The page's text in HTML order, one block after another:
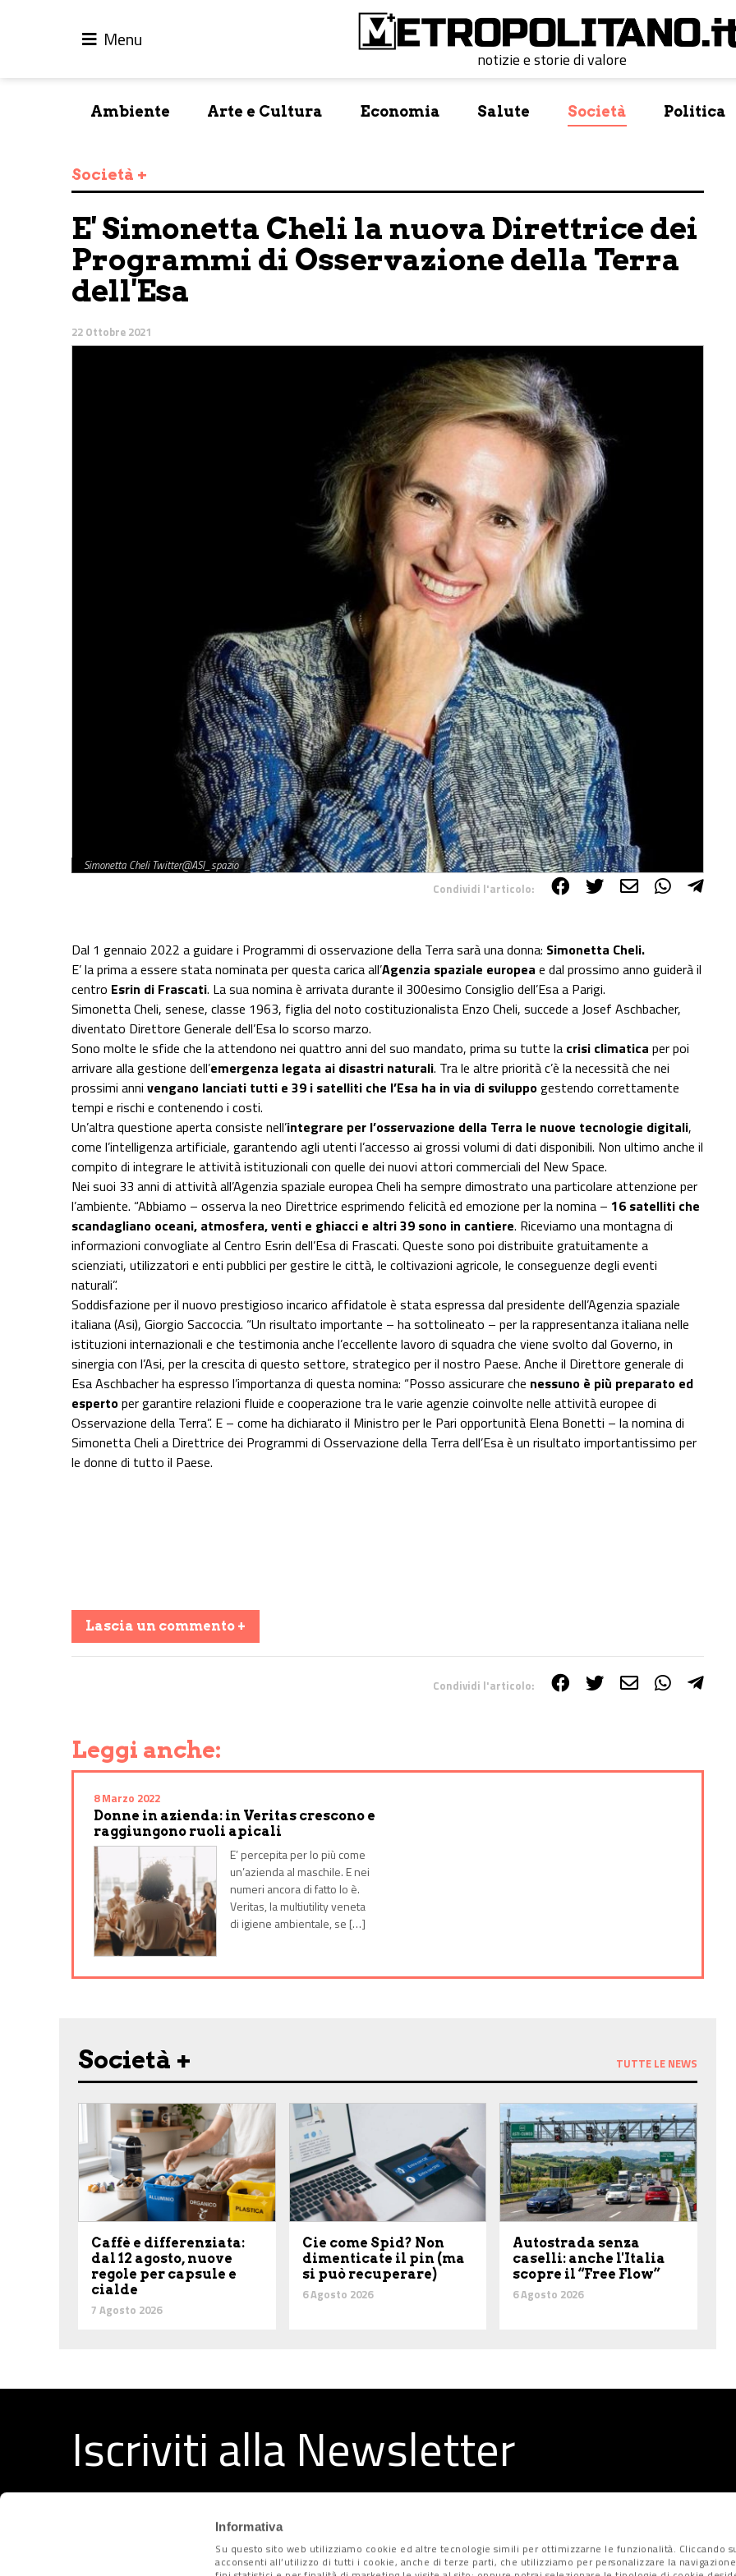
Informativa
Su questo sito web utilizziamo cookie ed altre tecnologie simili per ottimizzarne le funzionalità. Cliccando su
acconsenti all’utilizzo di tutti i cookie, anche di terze parti, che utilizziamo per personalizzare la
Menu
notizie e storie di valore
Ambiente Arte e Cultura Economia Salute Società Politica
Società +
E' Simonetta Cheli la nuova Direttrice dei
Programmi di Osservazione della Terra
dell'Esa
22 Ottobre 2021
Simonetta Cheli Twitter@ASI_spazio
Condividi l'articolo:
Dal 1 gennaio 2022 a guidare i Programmi di osservazione della Terra sarà una donna: Simonetta Cheli.
E’ la prima a essere stata nominata per questa carica all’Agenzia spaziale europea e dal prossimo anno guiderà il
centro Esrin di Frascati. La sua nomina è arrivata durante il 300esimo Consiglio dell’Esa a Parigi.
Simonetta Cheli, senese, classe 1963, figlia del noto costituzionalista Enzo Cheli, succede a Josef Aschbacher,
diventato Direttore Generale dell’Esa lo scorso marzo.
Sono molte le sfide che la attendono nei quattro anni del suo mandato, prima su tutte la crisi climatica per poi
arrivare alla gestione dell’emergenza legata ai disastri naturali. Tra le altre priorità c’è la necessità che nei
prossimi anni vengano lanciati tutti e 39 i satelliti che l’Esa ha in via di sviluppogestendo correttamente
tempi e rischi e contenendo i costi.
Un’altra questione aperta consiste nell’integrare per l’osservazione della Terra le nuove tecnologie digitali,
come l’intelligenza artificiale, garantendo agli utenti l’accesso ai grossi volumi di dati disponibili. Non ultimo anche il
compito di integrare le attività istituzionali con quelle dei nuovi attori commerciali del New Space.
Nei suoi 33 anni di attività all’Agenzia spaziale europea Cheli ha sempre dimostrato una particolare attenzione per
l’ambiente. “Abbiamo – osserva la neo Direttrice esprimendo felicità ed emozione per la nomina – 16 satelliti che
scandagliano oceani, atmosfera, venti e ghiacci e altri 39 sono in cantiere. Riceviamo una montagna di
informazioni convogliate al Centro Esrin dell’Esa di Frascati. Queste sono poi distribuite gratuitamente a
scienziati, utilizzatori e enti pubblici per gestire le città, le coltivazioni agricole, le conseguenze degli eventi
naturali”.
Soddisfazione per il nuovo prestigioso incarico affidatole è stata espressa dal presidente dell’Agenzia spaziale
italiana (Asi), Giorgio Saccoccia. “Un risultato importante – ha sottolineato – per la rappresentanza italiana nelle
istituzioni internazionali e che testimonia anche l’eccellente lavoro di squadra che viene svolto dal Governo, in
sinergia con l’Asi, per la crescita di questo settore, strategico per il nostro Paese. Anche il Direttore generale di
Esa Aschbacher ha espresso l’importanza di questa nomina: “Posso assicurare che nessuno è più preparato ed
espertoper garantire relazioni fluide e cooperazione tra le varie agenzie coinvolte nelle attività europee di
Osservazione della Terra”. E – come ha dichiarato il Ministro per le Pari opportunità Elena Bonetti – la nomina di
Simonetta Cheli a Direttrice dei Programmi di Osservazione della Terra dell’Esa è un risultato importantissimo per
le donne di tutto il Paese.
Lascia un commento +
Condividi l'articolo:
Leggi anche:
8 Marzo 2022
Donne in azienda: in Veritas crescono e
raggiungono ruoli apicali
E’ percepita per lo più come
un’azienda al maschile. E nei
numeri ancora di fatto lo è.
Veritas, la multiutility veneta
di igiene ambientale, se […]
Società + TUTTE LE NEWS
Caffè e differenziata:
dal 12 agosto, nuove
regole per capsule e
cialde
7 Agosto 2026
Cie come Spid? Non
dimenticate il pin (ma
si può recuperare)
6 Agosto 2026
Autostrada senza
caselli: anche l'Italia
scopre il “Free Flow”
6 Agosto 2026
Iscriviti alla Newsletter